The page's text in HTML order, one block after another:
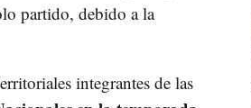
partido, debido a la
integrantes de las